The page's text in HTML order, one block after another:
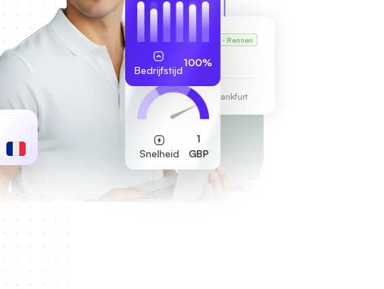
Karl's VPS Rennen
255.189.85.19
Datacentrum Frankfurt
Snelheid
1
GBP
Bedrijfstijd
100%